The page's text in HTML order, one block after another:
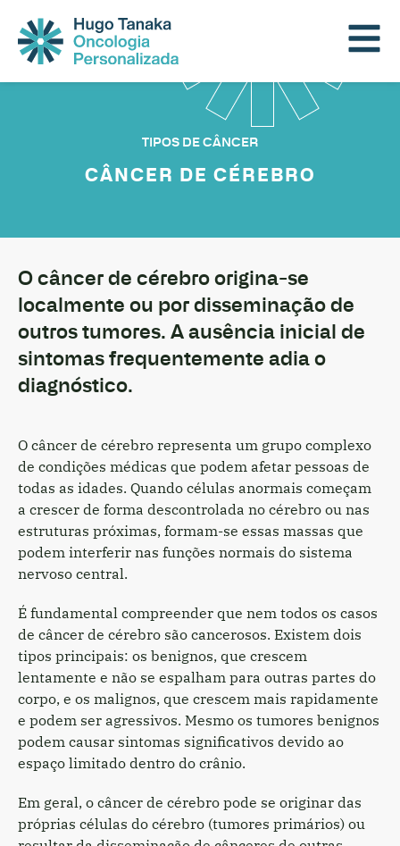
TIPOS DE CÂNCER
CÂNCER DE CÉREBRO
O câncer de cérebro origina-se
localmente ou por disseminação de
outros tumores. A ausência inicial de
sintomas frequentemente adia o
diagnóstico.
O câncer de cérebro representa um grupo complexo
de condições médicas que podem afetar pessoas de
todas as idades. Quando células anormais começam
a crescer de forma descontrolada no cérebro ou nas
estruturas próximas, formam-se essas massas que
podem interferir nas funções normais do sistema
nervoso central.
É fundamental compreender que nem todos os casos
de câncer de cérebro são cancerosos. Existem dois
tipos principais: os benignos, que crescem
lentamente e não se espalham para outras partes do
corpo, e os malignos, que crescem mais rapidamente
e podem ser agressivos. Mesmo os tumores benignos
podem causar sintomas significativos devido ao
espaço limitado dentro do crânio.
Em geral, o câncer de cérebro pode se originar das
próprias células do cérebro (tumores primários) ou